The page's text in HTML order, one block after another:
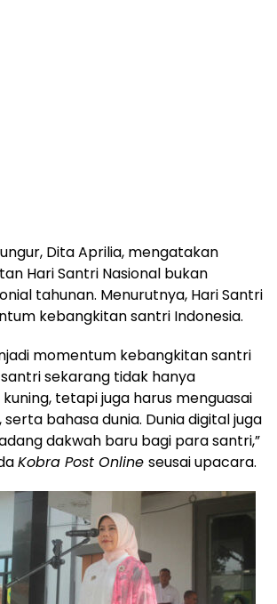
Dita Aprilia, mengatakan
Hari Santri Nasional bukan
tahunan. Menurutnya, Hari Santri
kebangkitan santri Indonesia.
momentum kebangkitan santri
santri sekarang tidak hanya
tetapi juga harus menguasai
serta bahasa dunia. Dunia digital juga
dakwah baru bagi para santri,”
Kobra Post Online seusai upacara.